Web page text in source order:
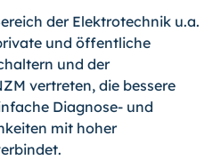
der Elektrotechnik u.a.
und öffentliche
und der
vertreten, die bessere
Diagnose- und
mit hoher